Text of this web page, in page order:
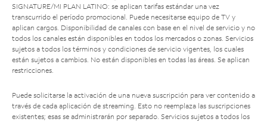
SIGNATURE/MI PLAN LATINO: se aplican tarifas estándar una vez
transcurrido el período promocional. Puede necesitarse equipo de TV y
aplican cargos. Disponibilidad de canales con base en el nivel de servicio y no
todos los canales están disponibles en todos los mercados o zonas. Servicios
sujetos a todos los términos y condiciones de servicio vigentes, los cuales
están sujetos a cambios. No están disponibles en todas las áreas. Se aplican
restricciones.
Puede solicitarse la activación de una nueva suscripción para ver contenido a
través de cada aplicación de streaming. Esto no reemplaza las suscripciones
existentes; esas se administrarán por separado. Servicios sujetos a todos los